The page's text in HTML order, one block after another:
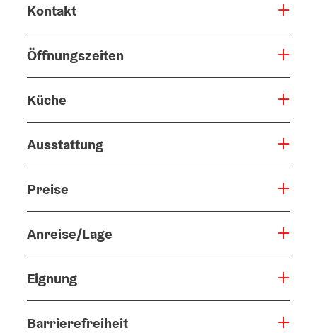
Kontakt
Öffnungszeiten
Küche
Ausstattung
Preise
Anreise/Lage
Eignung
Barrierefreiheit